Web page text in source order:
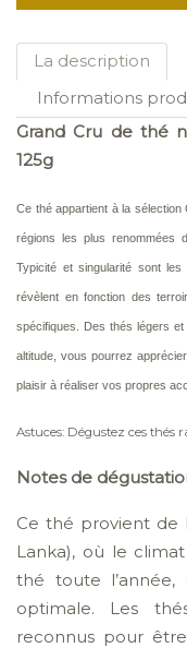
La description
Informations
Grand Cru de thé
125g
Ce thé appartient à la sélection
régions les plus renommées
Typicité et singularité sont
révèlent en fonction des
spécifiques. Des thés légers
altitude, vous pourrez
plaisir à réaliser vos propres
Astuces: Dégustez ces thés
Notes de
Ce thé provient de
Lanka), où le
thé toute
optimale. Les
reconnus pour